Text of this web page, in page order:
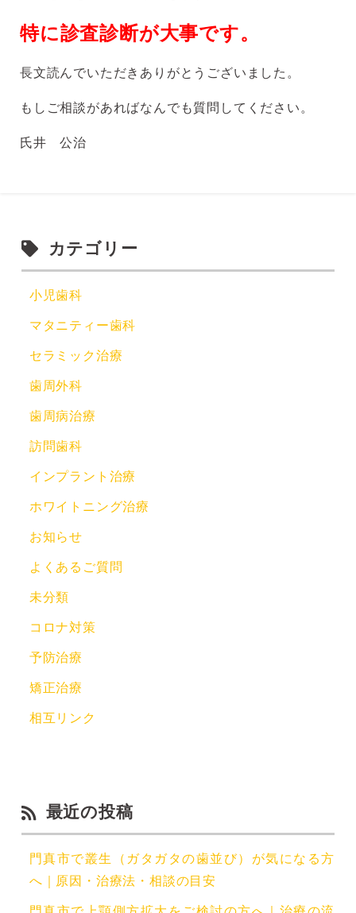
特に診査診断が大事です。
長文読んでいただきありがとうございました。
もしご相談があればなんでも質問してください。
氏井 公治
カテゴリー
小児歯科
マタニティー歯科
セラミック治療
歯周外科
歯周病治療
訪問歯科
インプラント治療
ホワイトニング治療
お知らせ
よくあるご質問
未分類
コロナ対策
予防治療
矯正治療
相互リンク
最近の投稿
門真市で叢生（ガタガタの歯並び）が気になる方
へ｜原因・治療法・相談の目安